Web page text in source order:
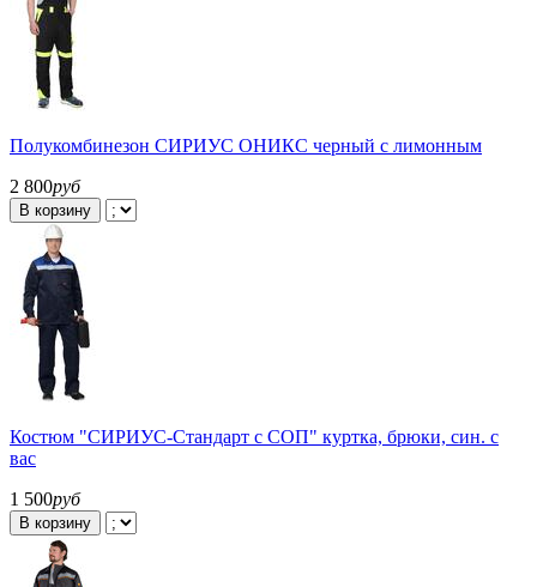
Полукомбинезон СИРИУС ОНИКС черный с лимонным
2 800руб
В корзину
Костюм "СИРИУС-Стандарт с СОП" куртка, брюки, син. с
вас
1 500руб
В корзину